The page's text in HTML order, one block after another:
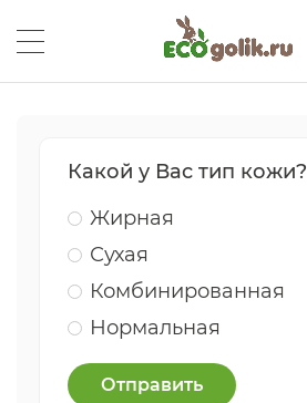
Какой у Вас тип кожи?
Жирная
Сухая
Комбинированная
Нормальная
Отправить